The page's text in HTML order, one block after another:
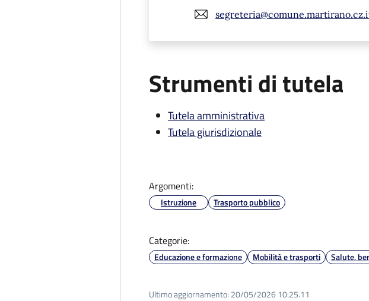
Strumenti di tutela
Tutela amministrativa
Tutela giurisdizionale
Argomenti:
Istruzione Trasporto pubblico
Categorie:
Educazione e formazione Mobilità e trasporti Salute,
Ultimo aggiornamento: 20/05/2026 10:25.11